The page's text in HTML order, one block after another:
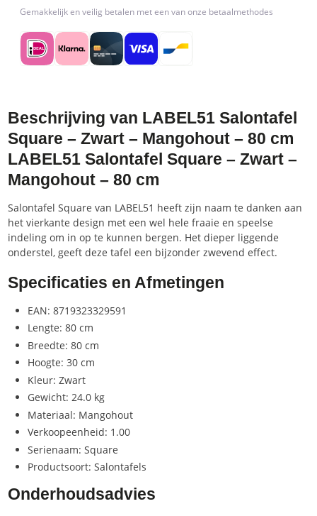
Gemakkelijk en veilig betalen met een van onze betaalmethodes
Beschrijving van LABEL51 Salontafel
Square – Zwart – Mangohout – 80 cm
LABEL51 Salontafel Square – Zwart –
Mangohout – 80 cm
Salontafel Square van LABEL51 heeft zijn naam te danken aan
het vierkante design met een wel hele fraaie en speelse
indeling om in op te kunnen bergen. Het dieper liggende
onderstel, geeft deze tafel een bijzonder zwevend effect.
Specificaties en Afmetingen
EAN: 8719323329591
Lengte: 80 cm
Breedte: 80 cm
Hoogte: 30 cm
Kleur: Zwart
Gewicht: 24.0 kg
Materiaal: Mangohout
Verkoopeenheid: 1.00
Serienaam: Square
Productsoort: Salontafels
Onderhoudsadvies